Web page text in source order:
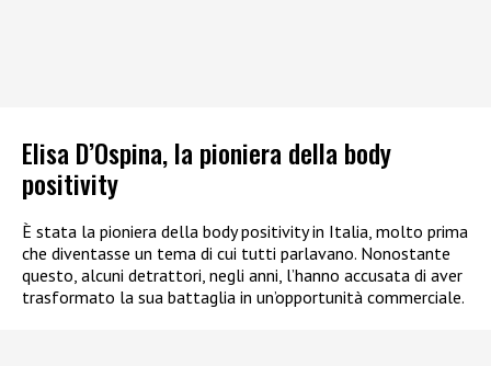
Elisa D’Ospina, la pioniera della body
positivity
È stata la pioniera della body positivity in Italia, molto prima
che diventasse un tema di cui tutti parlavano. Nonostante
questo, alcuni detrattori, negli anni, l’hanno accusata di aver
trasformato la sua battaglia in un’opportunità commerciale.